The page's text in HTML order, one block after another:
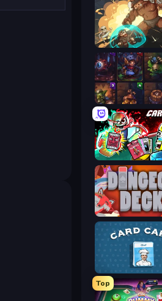
Dungeon of Terror
Cards Keeper
Cardlike
Dungeon Deck
Card Cafe
Top